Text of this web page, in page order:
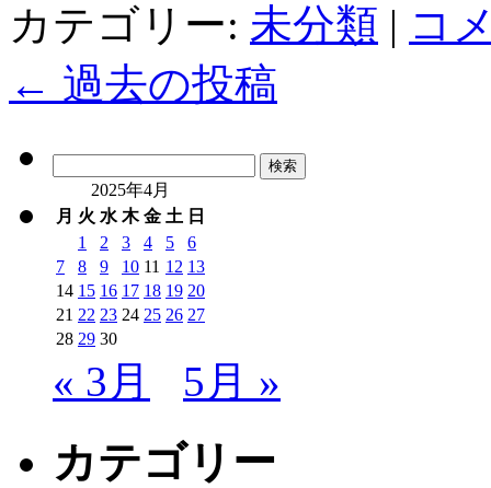
カテゴリー: 未分類 | コ
← 過去の投稿
2025年4月
月 火 水 木 金 土 日
1
2 3 4 5
6
7
8 9 10 11 12 13
14 15 16 17 18 19 20
21 22 23 24 25 26 27
28 29 30
« 3月 5月 »
カテゴリー